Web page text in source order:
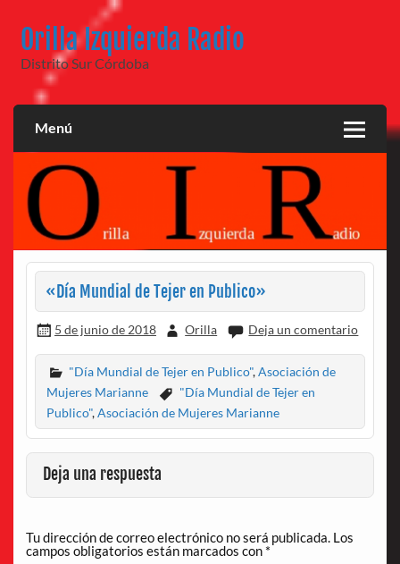
contenido
Orilla Izquierda Radio
Distrito Sur Córdoba
Menú
«Día Mundial de Tejer en Publico»
5 de junio de 2018 Orilla Deja un comentario
"Día Mundial de Tejer en Publico",Asociación de
Mujeres Marianne
"Día Mundial de Tejer en
Publico",Asociación de Mujeres Marianne
Deja una respuesta
Tu dirección de correo electrónico no será publicada. Los
campos obligatorios están marcados con *